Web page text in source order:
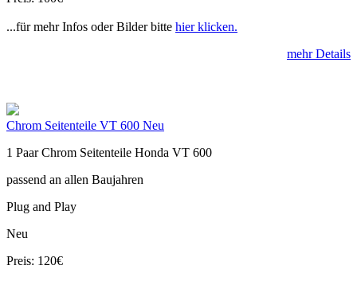
...für mehr Infos oder Bilder bitte hier klicken.
mehr Details
Chrom Seitenteile VT 600 Neu
1 Paar Chrom Seitenteile Honda VT 600
passend an allen Baujahren
Plug and Play
Neu
Preis: 120€